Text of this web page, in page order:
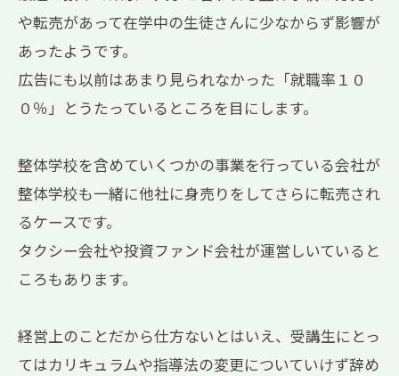
や転売があって在学中の生徒さんに少なからず影響が
あったようです。
広告にも以前はあまり見られなかった「就職率１０
０％」とうたっているところを目にします。
整体学校を含めていくつかの事業を行っている会社が
整体学校も一緒に他社に身売りをしてさらに転売され
るケースです。
タクシー会社や投資ファンド会社が運営しいていると
ころもあります。
経営上のことだから仕方ないとはいえ、受講生にとっ
てはカリキュラムや指導法の変更についていけず辞め